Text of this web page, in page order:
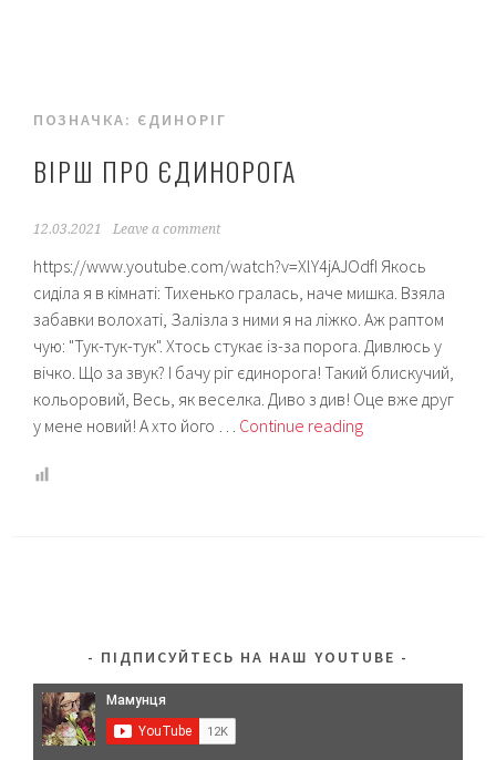
ПОЗНАЧКА: ЄДИНОРІГ
ВІРШ ПРО ЄДИНОРОГА
12.03.2021 Leave a comment
https://www.youtube.com/watch?v=XlY4jAJOdfI Якось
сиділа я в кімнаті: Тихенько гралась, наче мишка. Взяла
забавки волохаті, Залізла з ними я на ліжко. Аж раптом
чую: "Тук-тук-тук". Хтось стукає із-за порога. Дивлюсь у
вічко. Що за звук? І бачу ріг єдинорога! Такий блискучий,
кольоровий, Весь, як веселка. Диво з див! Оце вже друг
у мене новий! А хто його … Continue readingВірш
ПІДПИСУЙТЕСЬ НА НАШ YOUTUBE